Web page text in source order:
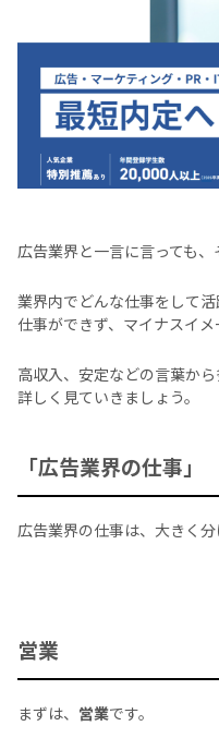
広告業界と一言に言っても、
業界内でどんな仕事をして
仕事ができず、マイナスイ
高収入、安定などの言葉か
詳しく見ていきましょう。
「広告業界の仕事」
広告業界の仕事は、大きく分
営業
まずは、 営業です。